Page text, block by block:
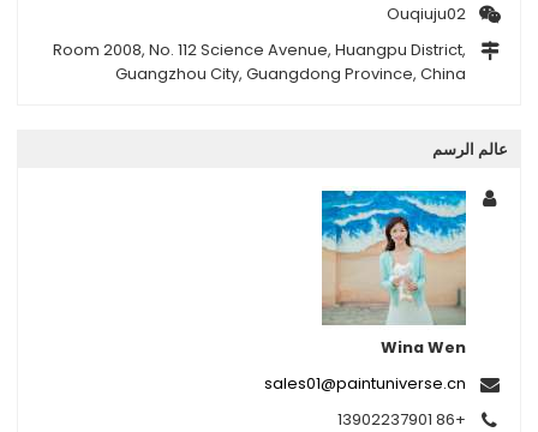
Ouqiuju02
Room 2008, No. 112 Science Avenue, Huangpu District,
Guangzhou City, Guangdong Province, China
عالم الرسم
Wina Wen
sales01@paintuniverse.cn
+86 13902237901